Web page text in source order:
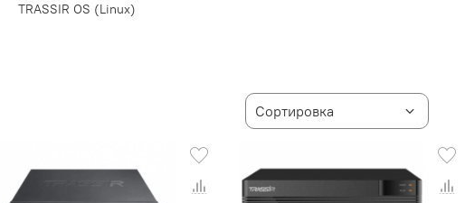
TRASSIR OS (Linux)